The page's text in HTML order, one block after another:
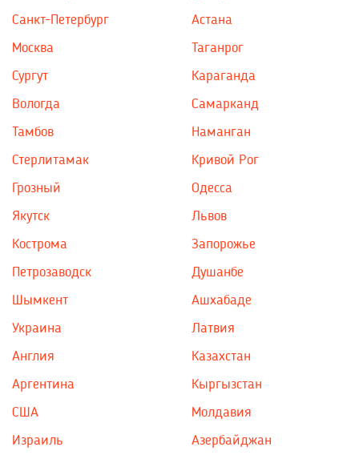
Санкт-Петербург
Москва
Астана
Таганрог
Сургут
Вологда
Тамбов
Стерлитамак
Грозный
Якутск
Кострома
Петрозаводск
Шымкент
Караганда
Самарканд
Наманган
Кривой Рог
Одесса
Львов
Запорожье
Душанбе
Ашхабаде
Украина
Англия
Аргентина
США
Израиль
Латвия
Казахстан
Кыргызстан
Молдавия
Азербайджан